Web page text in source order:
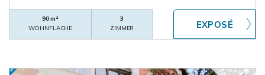
90 m²
WOHNFLÄCHE
3
ZIMMER